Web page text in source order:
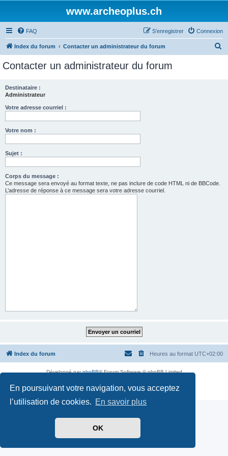
En poursuivant votre navigation, vous acceptez
l’utilisation de cookies. En savoir plus
OK
www.archeoplus.ch
FAQ Connexion
S’enregistrer
Index du forum Contacter un administrateur du forum
Contacter un administrateur du forum
Destinataire :
Administrateur
Votre adresse courriel :
Votre nom :
Sujet :
Corps du message :
Ce message sera envoyé au format texte, ne pas inclure de code HTML ni de BBCode.
L’adresse de réponse à ce message sera votre adresse courriel.
Index du forum Heures au format UTC+02:00
Développé parphpBB® Forum Software © phpBB Limited
Confidentialité| Conditions